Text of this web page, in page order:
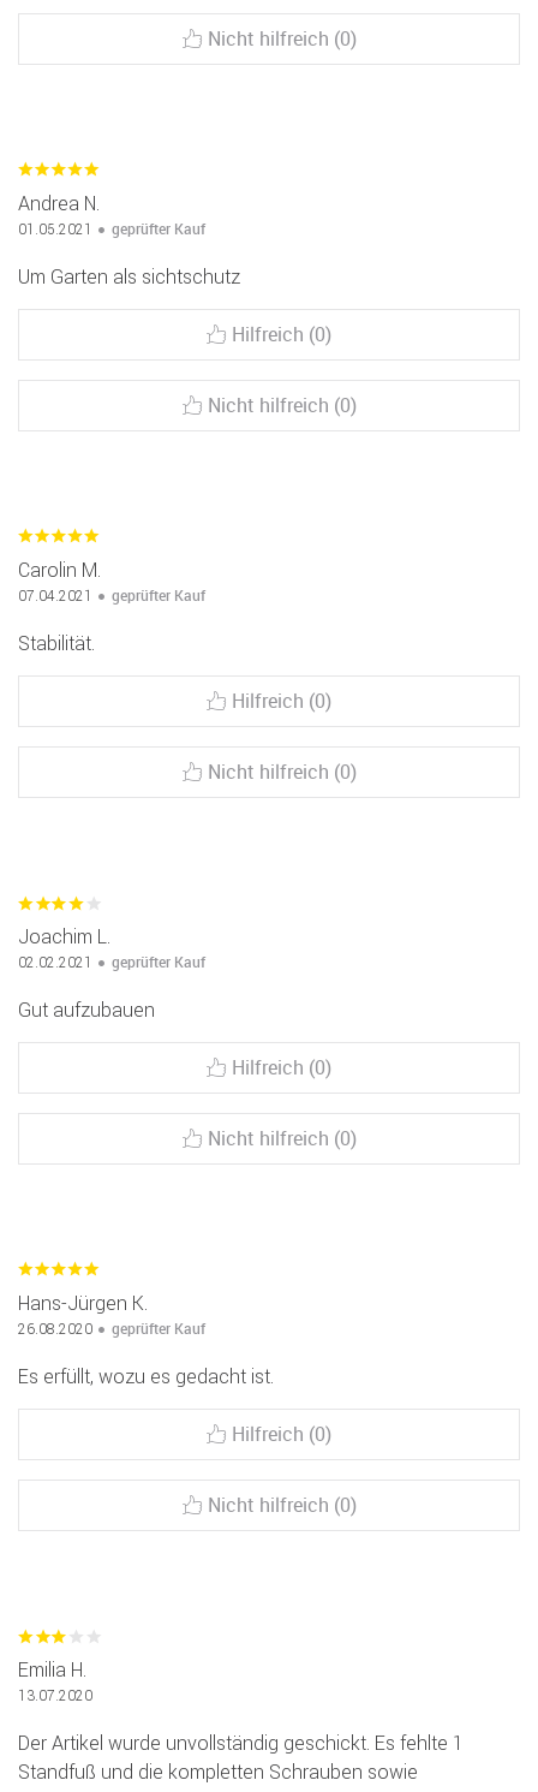
Nicht hilfreich (0)
Andrea N.
01.05.2021 geprüfter Kauf
Um Garten als sichtschutz
Hilfreich (0)
Nicht hilfreich (0)
Carolin M.
07.04.2021 geprüfter Kauf
Stabilität.
Hilfreich (0)
Nicht hilfreich (0)
Joachim L.
02.02.2021 geprüfter Kauf
Gut aufzubauen
Hilfreich (0)
Nicht hilfreich (0)
Hans-Jürgen K.
26.08.2020 geprüfter Kauf
Es erfüllt, wozu es gedacht ist.
Hilfreich (0)
Nicht hilfreich (0)
Emilia H.
13.07.2020
Der Artikel wurde unvollständig geschickt. Es fehlte 1
Standfuß und die kompletten Schrauben sowie